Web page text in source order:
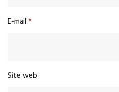
E-mail *
Site web